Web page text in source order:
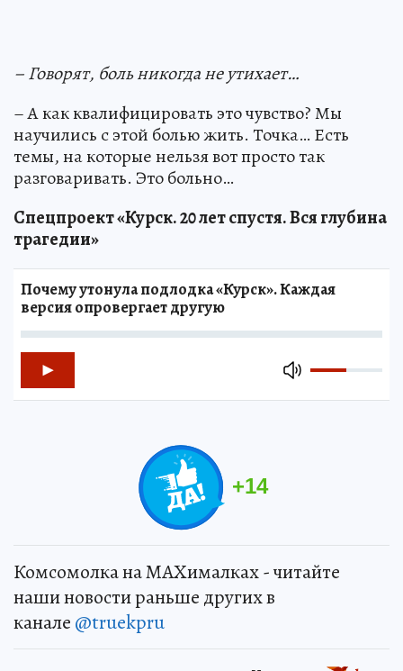
– Говорят, боль никогда не утихает…
– А как квалифицировать это чувство? Мы
научились с этой болью жить. Точка… Есть
темы, на которые нельзя вот просто так
разговаривать. Это больно…
Спецпроект «Курск. 20 лет спустя. Вся глубина
трагедии»
Почему утонула подлодка «Курск». Каждая
версия опровергает другую
+14
Комсомолка на MAXималках - читайте
наши новости раньше других в
канале @truekpru